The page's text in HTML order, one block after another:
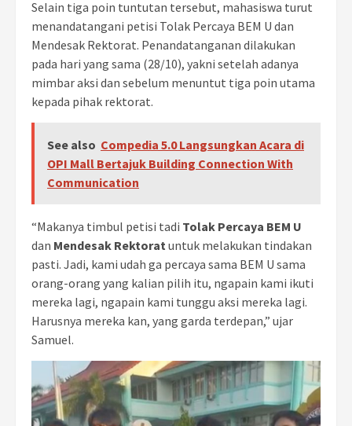
Selain tiga poin tuntutan tersebut, mahasiswa turut
menandatangani petisi Tolak Percaya BEM U dan
Mendesak Rektorat. Penandatanganan dilakukan
pada hari yang sama (28/10), yakni setelah adanya
mimbar aksi dan sebelum menuntut tiga poin utama
kepada pihak rektorat.
See also Compedia 5.0 Langsungkan Acara di
OPI Mall Bertajuk Building Connection With
Communication
“Makanya timbul petisi tadi Tolak Percaya BEM U
dan Mendesak Rektoratuntuk melakukan tindakan
pasti. Jadi, kami udah ga percaya sama BEM U sama
orang-orang yang kalian pilih itu, ngapain kami ikuti
mereka lagi, ngapain kami tunggu aksi mereka lagi.
Harusnya mereka kan, yang garda terdepan,” ujar
Samuel.